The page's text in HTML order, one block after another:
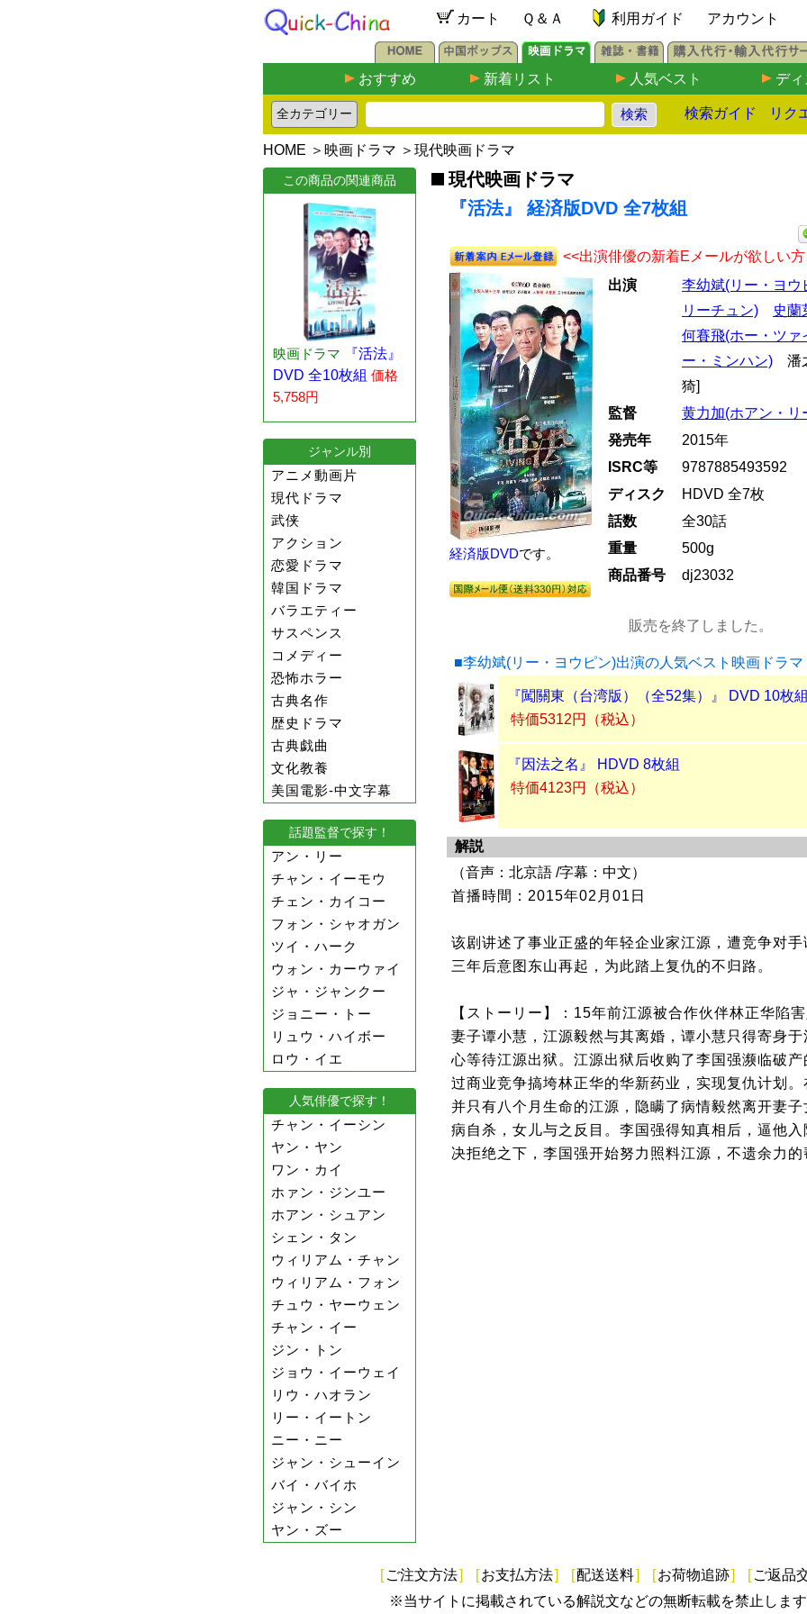
カート Ｑ＆Ａ 利用ガイド アカウント
おすすめ 新着リスト 人気ベスト デ
検索ガイド リク
HOME ＞ 映画ドラマ ＞ 現代映画ドラマ
この商品の関連商品
映画ドラマ
『活法』
DVD 全10枚組 価格
5,758円
ジャンル別
アニメ動画片
現代ドラマ
武侠
アクション
恋愛ドラマ
韓国ドラマ
バラエティー
サスペンス
コメディー
恐怖ホラー
古典名作
歴史ドラマ
古典戯曲
文化教養
美国電影-中文字幕
話題監督で探す！
アン・リー
チャン・イーモウ
チェン・カイコー
フォン・シャオガン
ツイ・ハーク
ウォン・カーウァイ
ジャ・ジャンクー
ジョニー・トー
リュウ・ハイボー
ロウ・イエ
人気俳優で探す！
チャン・イーシン
ヤン・ヤン
ワン・カイ
ホァン・ジンユー
ホアン・シュアン
シェン・タン
ウィリアム・チャン
ウィリアム・フォン
チュウ・ヤーウェン
チャン・イー
ジン・トン
ジョウ・イーウェイ
リウ・ハオラン
リー・イートン
ニー・ニー
ジャン・シューイン
バイ・バイホ
ジャン・シン
ヤン・ズー
現代映画ドラマ
『活法』 経済版DVD 全7枚組
<<出演俳優の新着Eメールが欲しい方
経済版DVDです。
出演 李幼斌(リー・ヨウ
リーチュン)
史蘭
何賽飛(ホー・ツァ
ー・ミンハン) 潘
猗]
監督
黄力加(ホアン・リ
発売年
2015年
ISRC等
9787885493592
ディスク
HDVD 全7枚
話数
全30話
重量
500g
商品番号
dj23032
販売を終了しました。
■李幼斌(リー・ヨウピン)出演の人気ベスト映画ドラマ
『闖關東（台湾版）（全52集）』 DVD 10枚組
特価5312円（税込）
『因法之名』 HDVD 8枚組
特価4123円（税込）
解説
（音声：北京語 /字幕：中文）
首播時間：2015年02月01日
该剧讲述了事业正盛的年轻企业家江源，遭竞争对
三年后意图东山再起，为此踏上复仇的不归路。
【ストーリー】：15年前江源被合作伙伴林正华陷
妻子谭小慧，江源毅然与其离婚，谭小慧只得寄身
心等待江源出狱。江源出狱后收购了李国强濒临破
过商业竞争搞垮林正华的华新药业，实现复仇计划
并只有八个月生命的江源，隐瞒了病情毅然离开妻
病自杀，女儿与之反目。李国强得知真相后，逼他
决拒绝之下，李国强开始努力照料江源，不遗余力
[ ご注文方法] [お支払方法] [配送送料] [お荷物追跡] [ ご返品
※当サイトに掲載されている解説文などの無断転載を禁止します